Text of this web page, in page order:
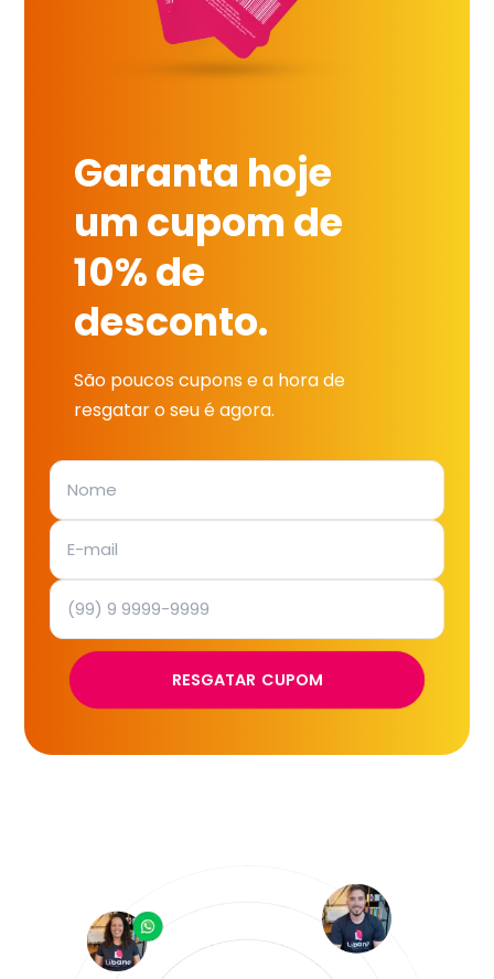
Garanta hoje
um cupom de
10% de
desconto.
São poucos cupons e a hora de
resgatar o seu é agora.
RESGATAR CUPOM